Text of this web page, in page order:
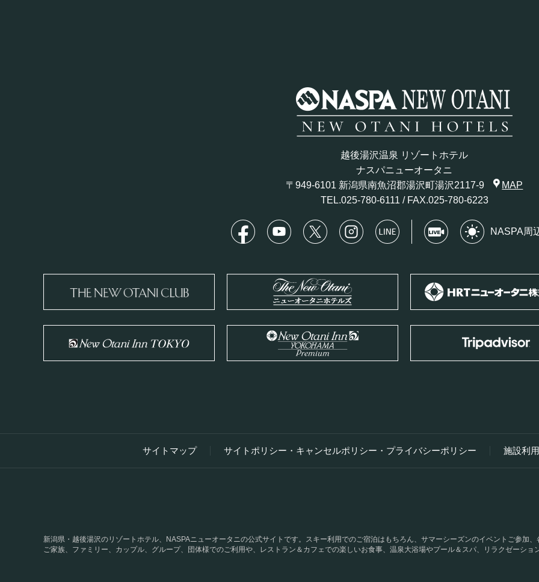
越後湯沢温泉 リゾートホテル
ナスパニューオータニ
〒949-6101 新潟県南魚沼郡湯沢町湯沢2117-9
MAP
TEL.025-780-6111 / FAX.025-780-6223
NASPA周
サイトマップ サイトポリシー・キャンセルポリシー・ プライバシーポリシー 施設利
新潟県・越後湯沢のリゾートホテル、NASPAニューオータニの公式サイトです。スキー利用でのご宿泊はもちろん、サマーシーズンのイベントご参加
ご家族、ファミリー、カップル、グループ、団体様でのご利用や、レストラン＆カフェでの楽しいお食事、温泉大浴場やプール＆スパ、リラクゼーショ